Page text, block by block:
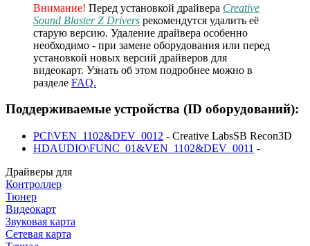
Внимание! Перед установкой драйвера Creative
Sound Blaster Z Drivers рекомендутся удалить её
старую версию. Удаление драйвера особенно
необходимо - при замене оборудования или перед
установкой новых версий драйверов для
видеокарт. Узнать об этом подробнее можно в
разделе FAQ.
Поддерживаемые устройства (ID оборудований):
PCI\VEN_1102&DEV_0012 - Creative LabsSB Recon3D
HDAUDIO\FUNC_01&VEN_1102&DEV_0011 -
Драйверы для
Контроллер
Тюнер
Видеокарт
Звуковая карта
Сетевая карта